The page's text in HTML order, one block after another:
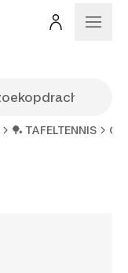
🏓 TAFELTENNIS